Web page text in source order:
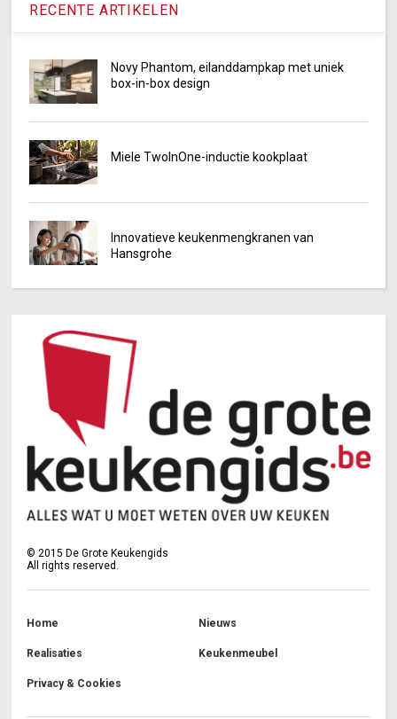
RECENTE ARTIKELEN
Novy Phantom, eilanddampkap met uniek
box-in-box design
Miele TwoInOne-inductie kookplaat
Innovatieve keukenmengkranen van
Hansgrohe
© 2015 De Grote Keukengids
All rights reserved.
Home Nieuws
Realisaties Keukenmeubel
Privacy & Cookies